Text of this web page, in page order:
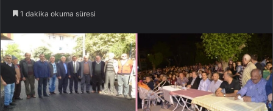
1 dakika okuma süresi